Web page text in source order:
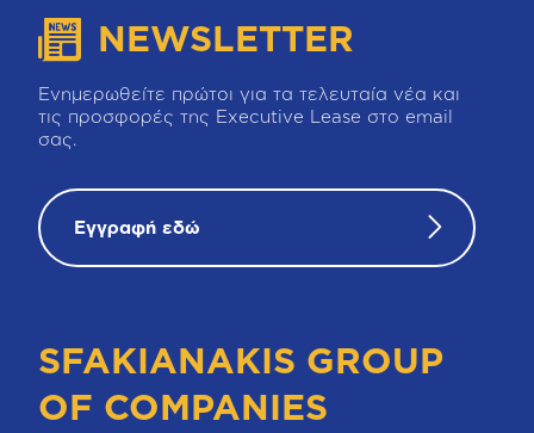
NEWSLETTER
Ενημερωθείτε πρώτοι για τα τελευταία νέα και
τις προσφορές της Executive Lease στο email
σας.
Εγγραφή εδώ
SFAKIANAKIS GROUP
OF COMPANIES